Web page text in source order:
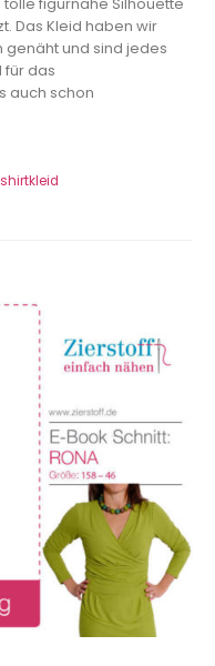
Das Kleid haben wir
genäht und sind jedes
für das
auch schon